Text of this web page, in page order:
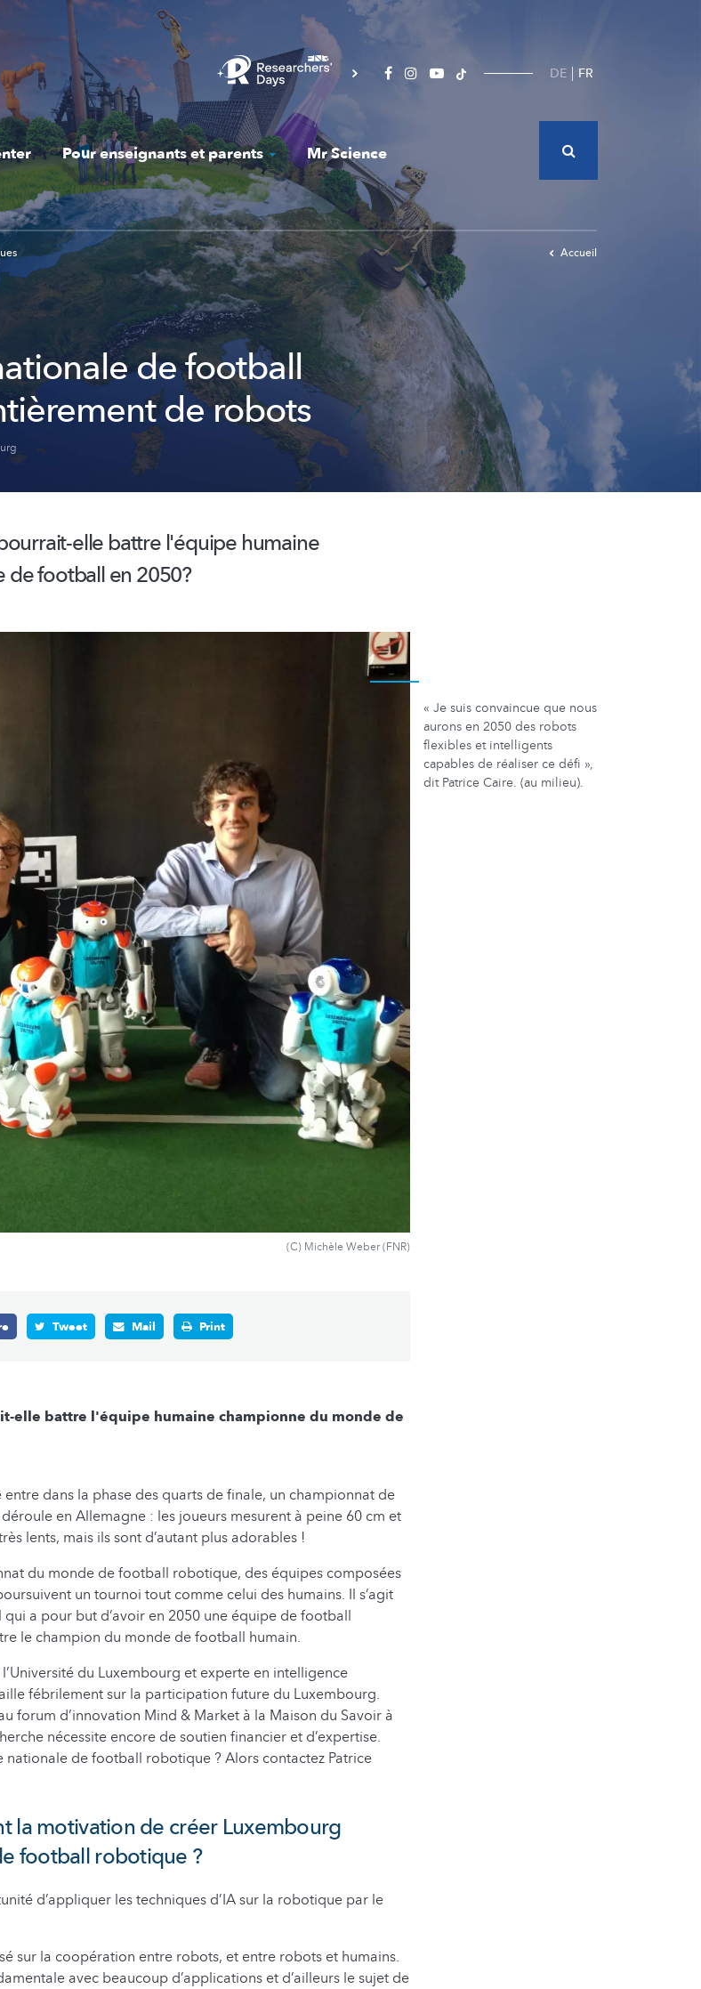
DE FR
Pour enseignants et parents Mr Science
Accueil
de football
de robots
elle battre l'équipe humaine
football en 2050?
(C) Michèle Weber (FNR)
« Je suis convaincue que nous
aurons en 2050 des robots
flexibles et intelligents
capables de réaliser ce défi »,
dit Patrice Caire. (au milieu).
Tweet Mail Print
elle battre l'équipe humaine championne du monde de
dans la phase des quarts de finale, un championnat de
en Allemagne : les joueurs mesurent à peine 60 cm et
lents, mais ils sont d’autant plus adorables !
du monde de football robotique, des équipes composées
un tournoi tout comme celui des humains. Il s’agit
a pour but d’avoir en 2050 une équipe de football
le champion du monde de football humain.
du Luxembourg et experte en intelligence
fébrilement sur la participation future du Luxembourg.
forum d’innovation Mind & Market à la Maison du Savoir à
nécessite encore de soutien financier et d’expertise.
nationale de football robotique ? Alors contactez Patrice
la motivation de créer Luxembourg
football robotique ?
d’appliquer les techniques d’IA sur la robotique par le
sur la coopération entre robots, et entre robots et humains.
avec beaucoup d’applications et d’ailleurs le sujet de